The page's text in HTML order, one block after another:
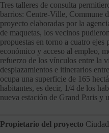
Tres talleres de consulta
barrios: Centre-Ville, Commune
proyecto elaboradas por la
de maquetas, los vecinos
propuestas en torno a cuatro
económico y acceso al empleo,
refuerzo de los vínculos entre la
desplazamientos e itinerarios
ocupa una superficie de 165
habitantes, es decir, 1/4 de los
nueva estación de Grand Paris y
Propietario del proyecto